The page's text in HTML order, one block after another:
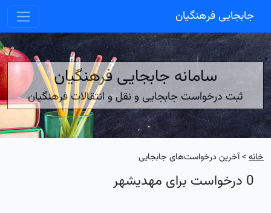
جابجایی فرهنگیان
سامانه جابجایی فرهنگیان
ثبت درخواست جابجایی و نقل و انتقالات فرهنگیان
خانه> آخرین درخواست‌های جابجایی
0 درخواست برای مهدیشهر